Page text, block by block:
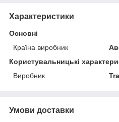
Характеристики
Основні
Країна виробник
Користувальницькі
Виробник
Умови доставки